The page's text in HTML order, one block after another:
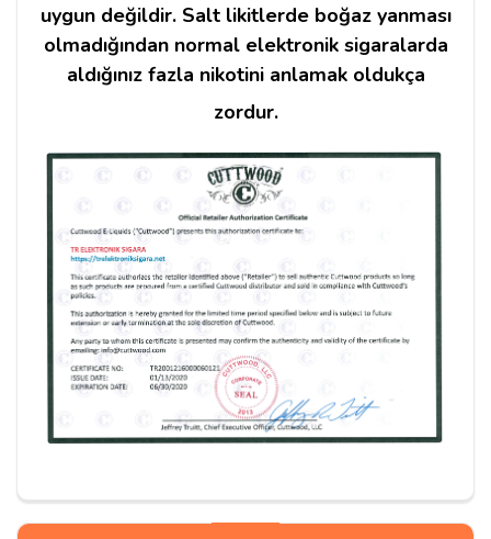
uygun değildir. Salt likitlerde boğaz yanması
olmadığından normal elektronik sigaralarda
aldığınız fazla nikotini anlamak oldukça
zordur.